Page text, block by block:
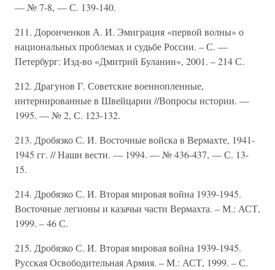
— № 7-8, — С. 139-140.
211. Доронченков А. И. Эмиграция «первой волны» о
национальных проблемах и судьбе России. – С. —
Петербург: Изд-во «Дмитрий Буланин», 2001. – 214 С.
212. Драгунов Г. Советские военнопленные,
интернированные в Швейцарии //Вопросы истории. —
1995. — № 2, С. 123-132.
213. Дробязко С. И. Восточные войска в Вермахте, 1941-
1945 гг. // Наши вести. — 1994. — № 436-437, — С. 13-
15.
214. Дробязко С. И. Вторая мировая война 1939-1945.
Восточные легионы и казачьи части Вермахта. – М.: АСТ,
1999. – 46 С.
215. Дробязко С. И. Вторая мировая война 1939-1945.
Русская Освободительная Армия. – М.: АСТ, 1999. – С.